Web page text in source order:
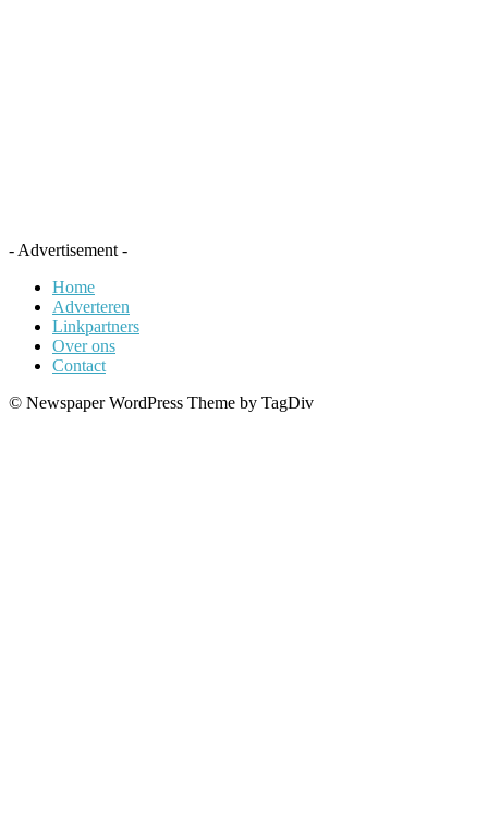
- Advertisement -
Home
Adverteren
Linkpartners
Over ons
Contact
© Newspaper WordPress Theme by TagDiv